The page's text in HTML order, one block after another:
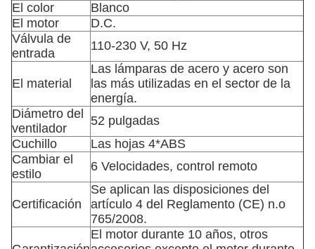
El color
Blanco
El motor
D.C.
Válvula de
entrada
110-230 V, 50 Hz
El material
Las lámparas de acero y acero son
las más utilizadas en el sector de la
energía.
Diámetro del
ventilador
52 pulgadas
Cuchillo
Las hojas 4*ABS
Cambiar el
estilo
6 Velocidades, control remoto
Certificación
Se aplican las disposiciones del
artículo 4 del Reglamento (CE) n.o
765/2008.
El motor durante 10 años, otros